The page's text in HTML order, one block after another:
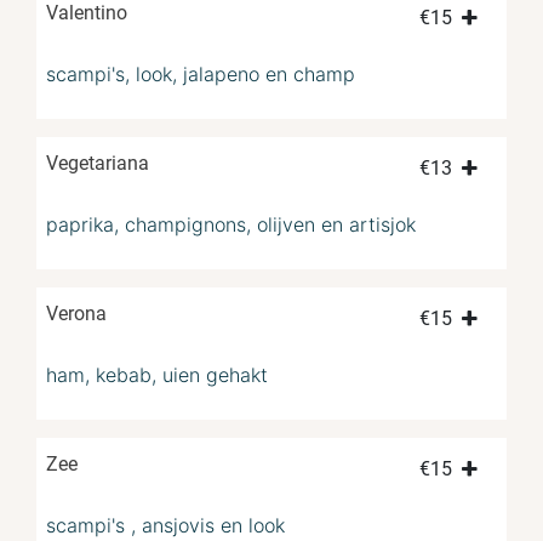
Valentino €15
scampi's, look, jalapeno en champ
Vegetariana €13
paprika, champignons, olijven en artisjok
Verona €15
ham, kebab, uien gehakt
Zee €15
scampi's , ansjovis en look